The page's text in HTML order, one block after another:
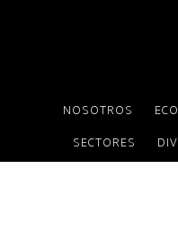
NOSOTROS
SECTORES